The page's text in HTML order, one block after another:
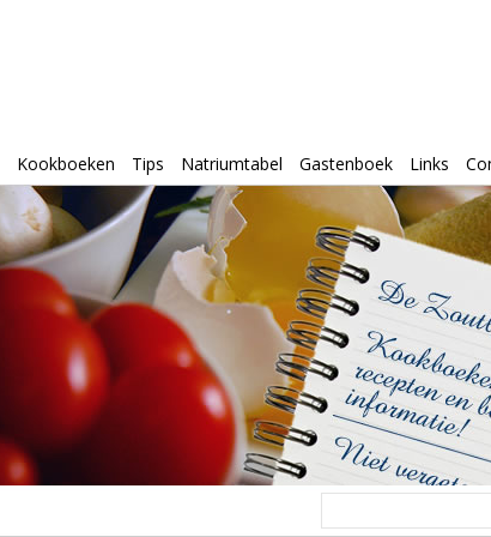
Kookboeken Tips Natriumtabel Gastenboek Links